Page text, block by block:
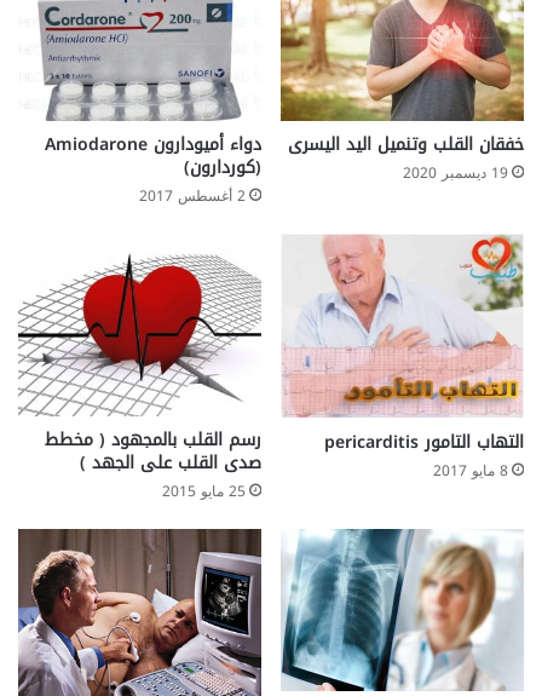
ن
؟
ل
ر
و
ب
ي
ا
ن
خفقان القلب وتنميل اليد اليسرى
19 ديسمبر 2020
دواء أميودارون Amiodarone
(كوردارون)
2 أغسطس 2017
التهاب التامور pericarditis
8 مايو 2017
رسم القلب بالمجهود ( مخطط
صدى القلب على الجهد )
25 مايو 2015